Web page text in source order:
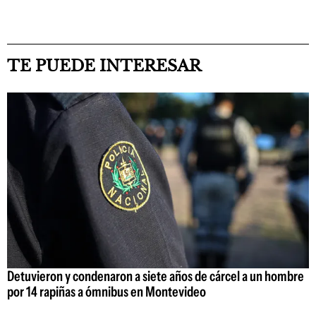
TE PUEDE INTERESAR
Detuvieron y condenaron a siete años de cárcel a un hombre
por 14 rapiñas a ómnibus en Montevideo